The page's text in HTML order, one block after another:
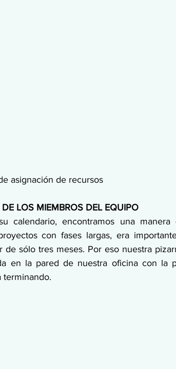
asignación de recursos
LOS MIEMBROS DEL EQUIPO
calendario, encontramos una
con fases largas, era
de sólo tres meses. Por eso nuestra
en la pared de nuestra oficina con la
terminando.